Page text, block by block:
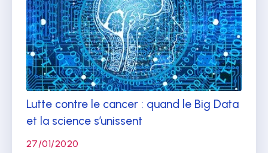
Lutte contre le cancer : quand le Big Data
et la science s’unissent
27/01/2020